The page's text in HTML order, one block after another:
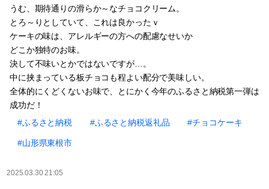
うむ、期待通りの滑らか～なチョコクリーム。
とろ～りとしていて、これは良かったｖ
ケーキの味は、アレルギーの方への配慮なせいか
どこか独特のお味。
決して不味いとかではないですが…。
中に挟まっている板チョコも程よい配分で美味しい。
全体的にくどくないお味で、とにかく今年のふるさと納税第一弾は
成功だ！
#ふるさと納税
#ふるさと納税返礼品 #チョコケーキ
#山形県東根市
2025.03.30 21:05